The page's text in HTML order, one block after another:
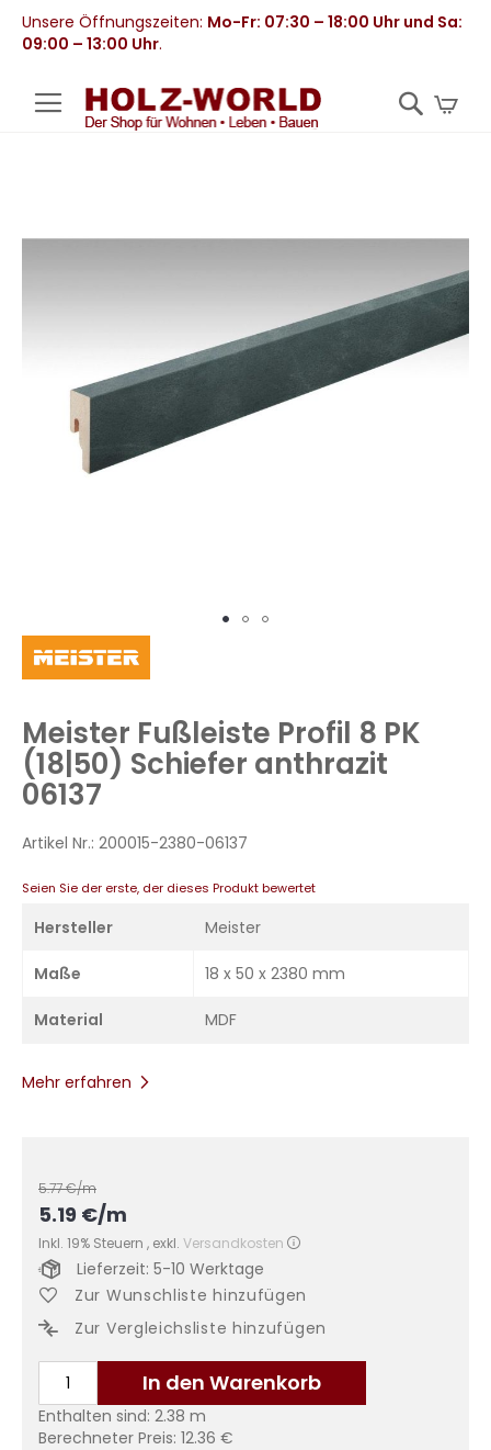
Unsere Öffnungszeiten: Mo-Fr: 07:30 – 18:00 Uhr und Sa:
09:00 – 13:00 Uhr.
Zum
Anfang
springen
Meister Fußleiste Profil 8 PK
(18|50) Schiefer anthrazit
06137
Artikel Nr.: 200015-2380-06137
Seien Sie der erste, der dieses Produkt bewertet
Hersteller Meister
Maße 18 x 50 x 2380 mm
Material MDF
Mehr erfahren
5.77€/m
5.19 €/m
Inkl. 19% Steuern , exkl. Versandkosten
In den Warenkorb
Enthalten sind: 2.38 m
Berechneter Preis: 12.36 €
Lieferzeit: 5-10 Werktage
Zur Wunschliste hinzufügen
Zur Vergleichsliste hinzufügen